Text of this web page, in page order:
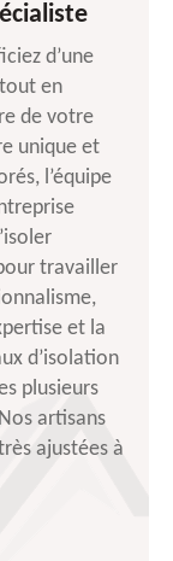
d’une
en
de votre
unique et
l’équipe
travailler
et la
d’isolation
plusieurs
artisans
ajustées à